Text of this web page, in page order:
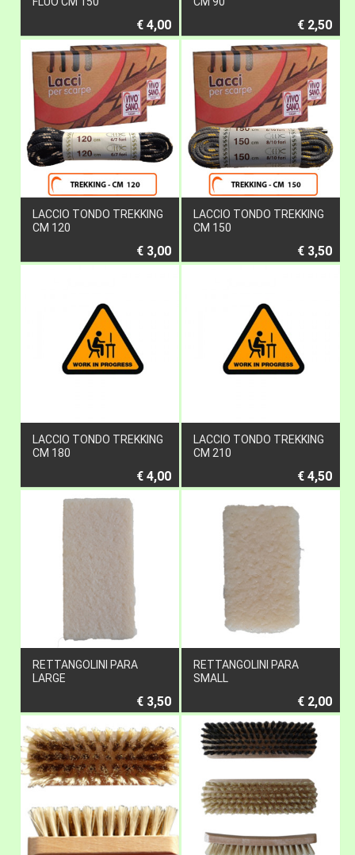
€ 4,00 € 2,50
LACCIO TONDO TREKKING
CM 120
€ 3,00
LACCIO TONDO TREKKING
CM 150
€ 3,50
LACCIO TONDO TREKKING
CM 180
€ 4,00
LACCIO TONDO TREKKING
CM 210
€ 4,50
RETTANGOLINI PARA
LARGE
€ 3,50
RETTANGOLINI PARA
SMALL
€ 2,00